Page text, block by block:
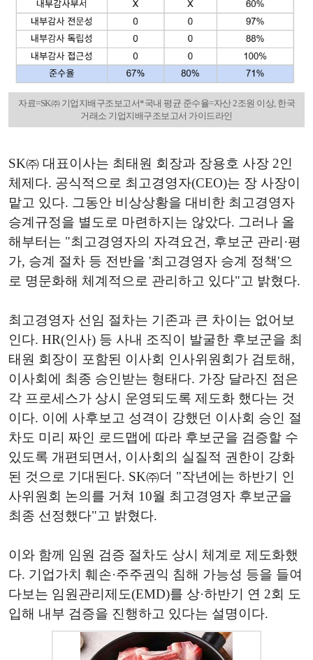
자료=SK㈜ 기업지배구조보고서*국내 평균 준수율=자산 2조원 이상, 한국
거래소 기업지배구조보고서 가이드라인
SK㈜ 대표이사는 최태원 회장과 장용호 사장 2인
체제다. 공식적으로 최고경영자(CEO)는 장 사장이
맡고 있다. 그동안 비상상황을 대비한 최고경영자
승계규정을 별도로 마련하지는 않았다. 그러나 올
해부터는 "최고경영자의 자격요건, 후보군 관리·평
가, 승계 절차 등 전반을 '최고경영자 승계 정책'으
로 명문화해 체계적으로 관리하고 있다"고 밝혔다.
최고경영자 선임 절차는 기존과 큰 차이는 없어보
인다. HR(인사) 등 사내 조직이 발굴한 후보군을 최
태원 회장이 포함된 이사회 인사위원회가 검토해,
이사회에 최종 승인받는 형태다. 가장 달라진 점은
각 프로세스가 상시 운영되도록 제도화 했다는 것
이다. 이에 사후보고 성격이 강했던 이사회 승인 절
차도 미리 짜인 로드맵에 따라 후보군을 검증할 수
있도록 개편되면서, 이사회의 실질적 권한이 강화
된 것으로 기대된다. SK㈜더 "작년에는 하반기 인
사위원회 논의를 거쳐 10월 최고경영자 후보군을
최종 선정했다"고 밝혔다.
이와 함께 임원 검증 절차도 상시 체계로 제도화했
다. 기업가치 훼손·주주권익 침해 가능성 등을 들여
다보는 임원관리제도(EMD)를 상·하반기 연 2회 도
입해 내부 검증을 진행하고 있다는 설명이다.